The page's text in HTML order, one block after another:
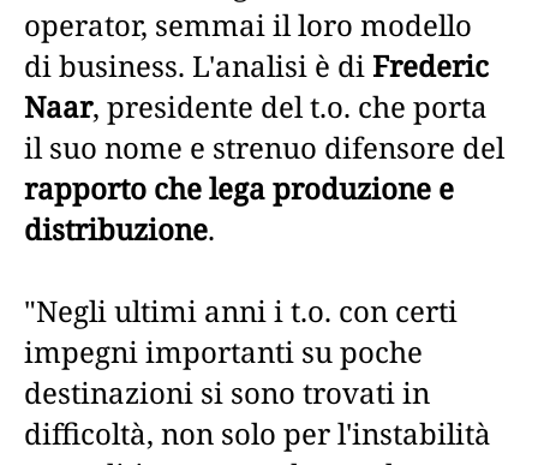
operator, semmai il loro modello
di business. L'analisi è diFrederic
Naar, presidente del t.o. che porta
il suo nome e strenuo difensore del
rapporto che lega produzione e
distribuzione.
"Negli ultimi anni i t.o. con certi
impegni importanti su poche
destinazioni si sono trovati in
difficoltà, non solo per l'instabilità